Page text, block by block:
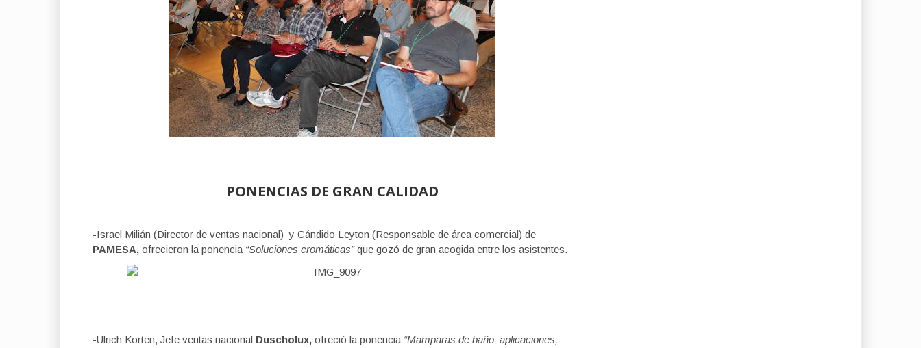
PONENCIAS DE GRAN CALIDAD
-Israel Milián (Director de ventas nacional) y Cándido Leyton (Responsable de área comercial) de
PAMESA, ofrecieron la ponencia “Soluciones cromáticas”que gozó de gran acogida entre los asistentes.
-Ulrich Korten, Jefe ventas nacional Duscholux, ofreció la ponencia “Mamparas de baño: aplicaciones,